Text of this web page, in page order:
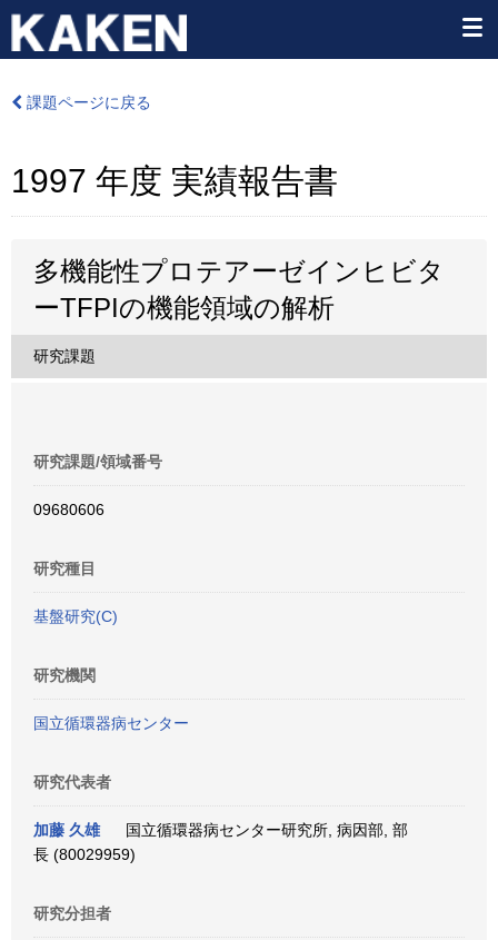
課題ページに戻る
1997 年度 実績報告書
多機能性プロテアーゼインヒビタ
ーTFPIの機能領域の解析
研究課題
研究課題/領域番号
09680606
研究種目
基盤研究(C)
研究機関
国立循環器病センター
研究代表者
加藤 久雄
国立循環器病センター研究所, 病因部, 部
長 (80029959)
研究分担者